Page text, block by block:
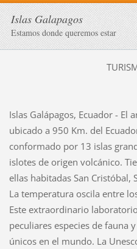
Islas Galapagos
Estamos donde queremos estar
TURISMO EN
Islas Galápagos, Ecuador - El
ubicado a 950 Km. del
conformado por 13 islas
islotes de origen volcánico.
ellas habitadas San Cristóbal,
La temperatura oscila entre
Este extraordinario
peculiares especies de fauna
únicos en el mundo. La